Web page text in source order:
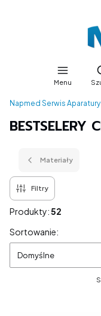
Menu
Napmed Serwis
BESTSELERY
Materiały
Filtry
Produkty:52
Lista produktów
Sortowanie:
Domyślne